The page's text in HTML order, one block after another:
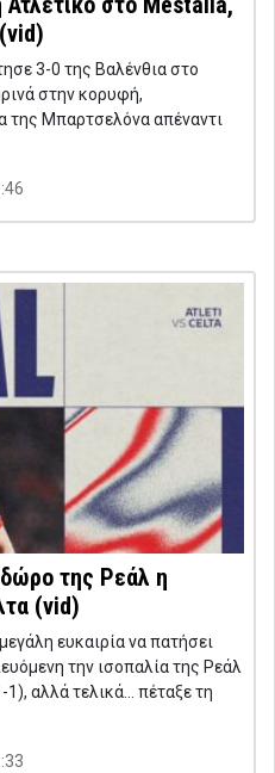
3-0 της Βαλένθια στο
στην κορυφή,
της Μπαρτσελόνα απέναντι
της Ρεάλ η
(vid)
ευκαιρία να πατήσει
την ισοπαλία της Ρεάλ
αλλά τελικά… πέταξε τη